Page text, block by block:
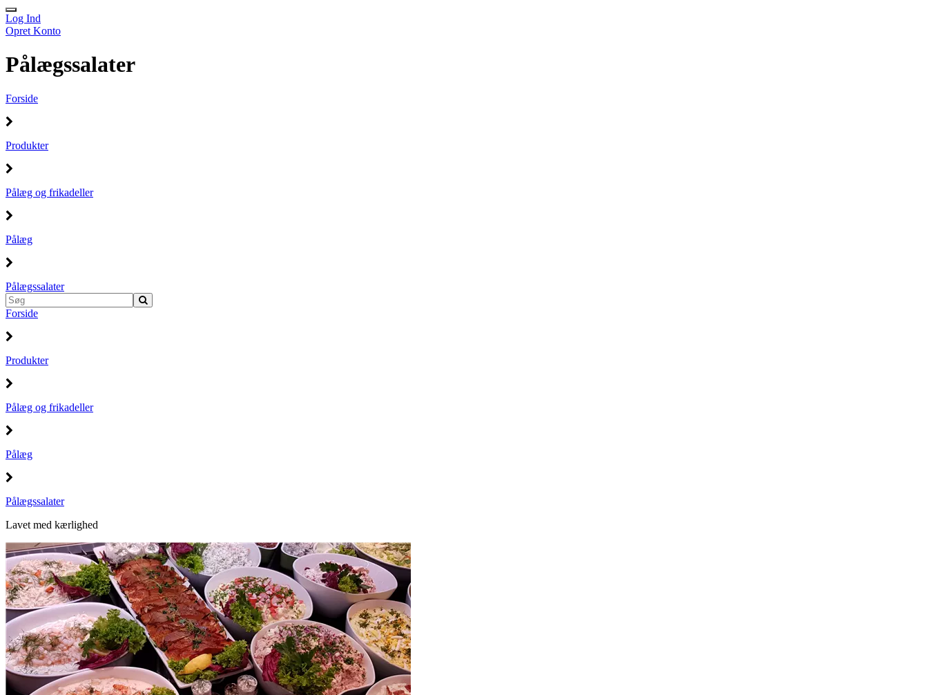
Log Ind
Opret Konto
Pålægssalater
Forside
Produkter
Pålæg og frikadeller
Pålæg
Pålægssalater
Forside
Produkter
Pålæg og frikadeller
Pålæg
Pålægssalater
Lavet med kærlighed